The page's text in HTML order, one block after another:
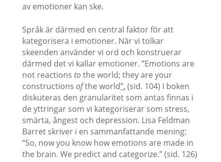
av emotioner kan ske.
Språk är därmed en central faktor för att
kategorisera i emotioner. När vi tolkar
skeenden använder vi ord och konstruerar
därmed det vi kallar emotioner. ”Emotions are
not reactions tothe world; they are your
constructions ofthe world”. (sid. 104) I boken
diskuteras den granularitet som antas finnas i
de yttringar som vi kategoriserar som stress,
smärta, ångest och depression. Lisa Feldman
Barret skriver i en sammanfattande mening:
“So, now you know how emotions are made in
the brain. We predict and categorize.” (sid. 126)